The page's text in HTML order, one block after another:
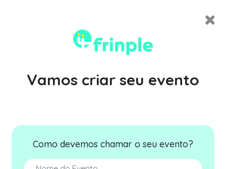
Vamos criar seu evento
Como devemos chamar o seu evento?